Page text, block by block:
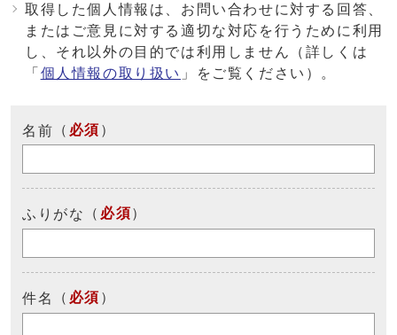
取得した個人情報は、お問い合わせに対する回答、
またはご意見に対する適切な対応を行うために利用
し、それ以外の目的では利用しません（詳しくは
「 個人情報の取り扱い 」をご覧ください）。
名前 （ 必須 ）
ふりがな （ 必須）
件名 （ 必須 ）